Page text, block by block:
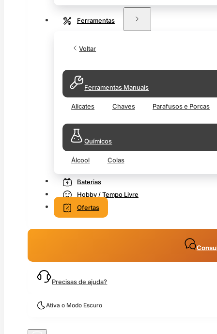
Ferramentas
Voltar
Ferramentas Manuais
Alicates Chaves Parafusos e Porcas
Químicos
Álcool Colas
Baterias
Hobby / Tempo Livre
Ofertas
Precisas de ajuda?
Ativa o Modo Escuro